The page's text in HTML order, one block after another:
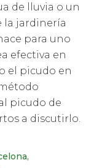
de lluvia o un
la jardinería
para uno
efectiva en
el picudo en
picudo de
a discutirlo.